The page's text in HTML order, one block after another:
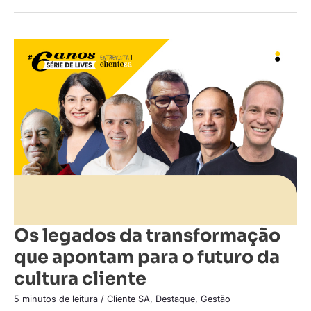
Os legados da transformação
que apontam para o futuro da
cultura cliente
5 minutos de leitura / Cliente SA, Destaque, Gestão
Os
legados
da
transformação
apontam
o
futuro
da
cultura
cliente